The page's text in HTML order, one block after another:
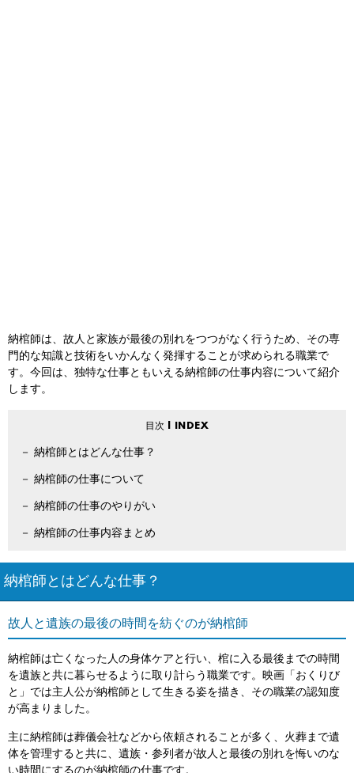
納棺師は、故人と家族が最後の別れをつつがなく行うため、その専
門的な知識と技術をいかんなく発揮することが求められる職業で
す。今回は、独特な仕事ともいえる納棺師の仕事内容について紹介
します。
納棺師とはどんな仕事？
納棺師の仕事について
納棺師の仕事のやりがい
納棺師の仕事内容まとめ
納棺師とはどんな仕事？
故人と遺族の最後の時間を紡ぐのが納棺師
納棺師は亡くなった人の身体ケアと行い、棺に入る最後までの時間
を遺族と共に暮らせるように取り計らう職業です。映画「おくりび
と」では主人公が納棺師として生きる姿を描き、その職業の認知度
が高まりました。
主に納棺師は葬儀会社などから依頼されることが多く、火葬まで遺
体を管理すると共に、遺族・参列者が故人と最後の別れを悔いのな
い時間にするのが納棺師の仕事です。